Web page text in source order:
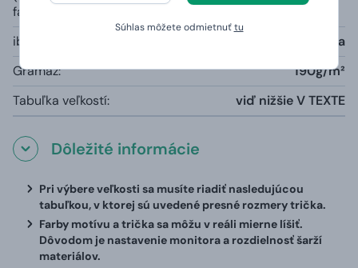
Súhlas môžete odmietnuťtu
farby):
iba šedá farba melange:
85% bavlna, 15% viskóza
Gramáž:
190g/m²
Tabuľka veľkostí:
viď nižšie V TEXTE
Dôležité informácie
Pri výbere veľkosti sa musíte riadiť nasledujúcou
tabuľkou, v ktorej sú uvedené presné rozmery trička.
Farby motívu a trička sa môžu v reáli mierne líšiť.
Dôvodom je nastavenie monitora a rozdielnosť šarží
materiálov.